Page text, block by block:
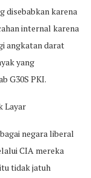
disebabkan karena
internal karena
angkatan darat
yang
G30S PKI.
Layar
negara liberal
CIA mereka
tidak jatuh